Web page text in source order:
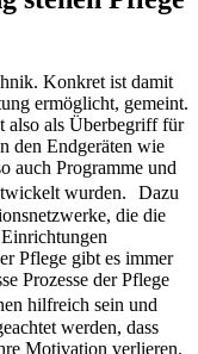
Konkret ist damit
ermöglicht, gemeint.
also als Überbegriff für
den Endgeräten wie
auch Programme und
wurden. Dazu
die die
Pflege gibt es immer
Prozesse der Pflege
hilfreich sein und
werden, dass
Motivation verlieren.